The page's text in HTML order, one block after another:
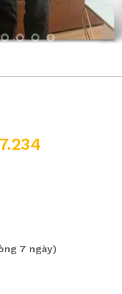
7 ngày)